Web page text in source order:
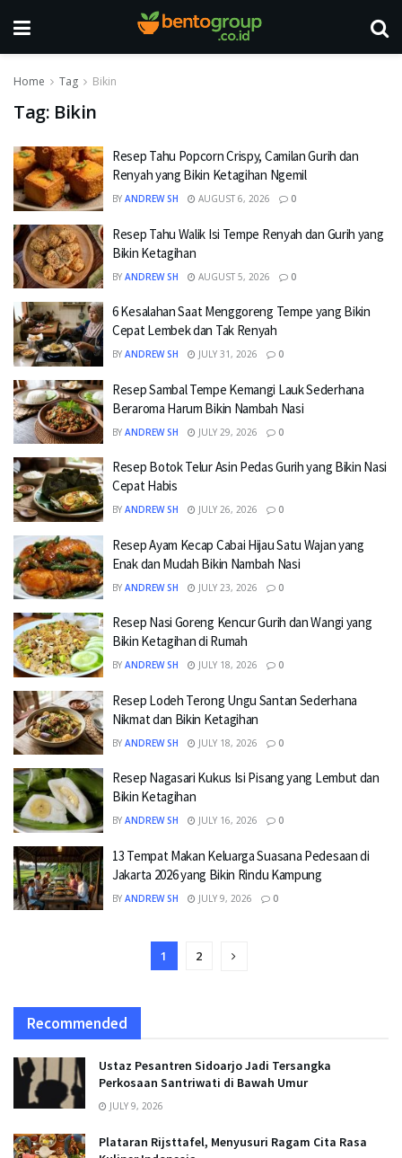
Home Tag Bikin
Tag: Bikin
Resep Tahu Popcorn Crispy, Camilan Gurih dan
Renyah yang Bikin Ketagihan Ngemil
BY ANDREW SH AUGUST 6, 2026 0
Resep Tahu Walik Isi Tempe Renyah dan Gurih yang
Bikin Ketagihan
BY ANDREW SH AUGUST 5, 2026 0
6 Kesalahan Saat Menggoreng Tempe yang Bikin
Cepat Lembek dan Tak Renyah
BY ANDREW SH JULY 31, 2026 0
Resep Sambal Tempe Kemangi Lauk Sederhana
Beraroma Harum Bikin Nambah Nasi
BY ANDREW SH JULY 29, 2026 0
Resep Botok Telur Asin Pedas Gurih yang Bikin Nasi
Cepat Habis
BY ANDREW SH JULY 26, 2026 0
Resep Ayam Kecap Cabai Hijau Satu Wajan yang
Enak dan Mudah Bikin Nambah Nasi
BY ANDREW SH JULY 23, 2026 0
Resep Nasi Goreng Kencur Gurih dan Wangi yang
Bikin Ketagihan di Rumah
BY ANDREW SH JULY 18, 2026 0
Resep Lodeh Terong Ungu Santan Sederhana
Nikmat dan Bikin Ketagihan
BY ANDREW SH JULY 18, 2026 0
Resep Nagasari Kukus Isi Pisang yang Lembut dan
Bikin Ketagihan
BY ANDREW SH JULY 16, 2026 0
13 Tempat Makan Keluarga Suasana Pedesaan di
Jakarta 2026 yang Bikin Rindu Kampung
BY ANDREW SH JULY 9, 2026 0
1 2
Recommended
Ustaz Pesantren Sidoarjo Jadi Tersangka
Perkosaan Santriwati di Bawah Umur
JULY 9, 2026
Plataran Rijsttafel, Menyusuri Ragam Cita Rasa